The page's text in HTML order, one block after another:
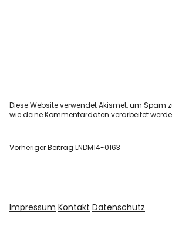
Diese Website verwendet Akismet, um Spam
wie deine Kommentardaten verarbeitet
Vorheriger Beitrag LNDM14-0163
Impressum Kontakt Datenschutz